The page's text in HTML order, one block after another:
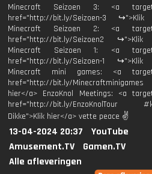
Minecraft Seizoen 3: <a
href="http://bit.ly/Seizoen-3 ↪">Klik
Minecraft Seizoen 2: <a
href="http://bit.ly/Seizoen2 ↪">Klik
Minecraft Seizoen 1: <a
href="http://bit.ly/Seizoen-1 ↪">Klik
Minecraft mini games: <a
href="http://bit.ly/
hier</a> EnzoKnol Meetings: <a
href="http://bit.ly/EnzoKnolTour
Dikke">Klik hier</a> vette peace ✌
13-04-2024 20:37
YouTube
Amusement.TV
Gamen.TV
Alle afleveringen